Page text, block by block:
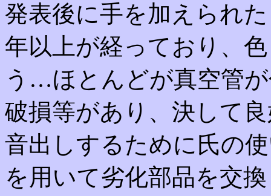
発表後に手を加えられ
年以上が経っており、
う…ほとんどが真空管
破損等があり、決して
音出しするために氏の
を用いて劣化部品を交